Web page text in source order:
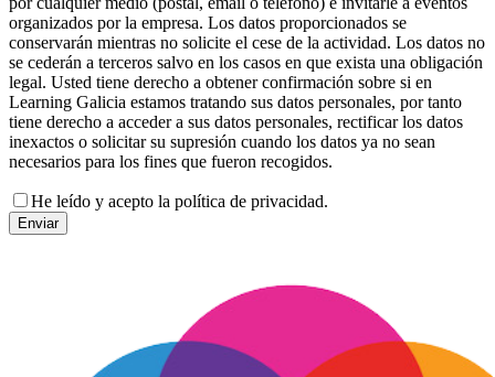
organizados por la empresa. Los datos proporcionados se
conservarán mientras no solicite el cese de la actividad. Los datos no
se cederán a terceros salvo en los casos en que exista una obligación
legal. Usted tiene derecho a obtener confirmación sobre si en
Learning Galicia estamos tratando sus datos personales, por tanto
tiene derecho a acceder a sus datos personales, rectificar los datos
inexactos o solicitar su supresión cuando los datos ya no sean
necesarios para los fines que fueron recogidos.
He leído y acepto la política de privacidad.
Enviar